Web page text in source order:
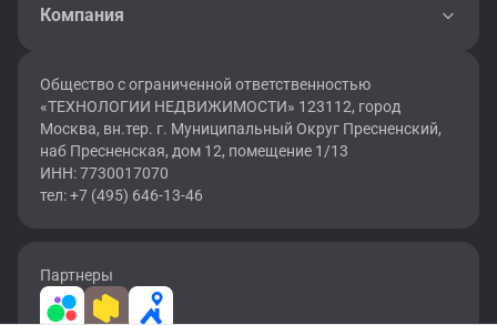
Компания
Общество с ограниченной ответственностью
«ТЕХНОЛОГИИ НЕДВИЖИМОСТИ» 123112, город
Москва, вн.тер. г. Муниципальный Округ Пресненский,
наб Пресненская, дом 12, помещение 1/13
ИНН: 7730017070
тел: +7 (495) 646-13-46
Партнеры